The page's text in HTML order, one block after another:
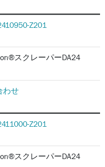
Z201
スクレーパーDA24
わせ
Z201
スクレーパーDA24